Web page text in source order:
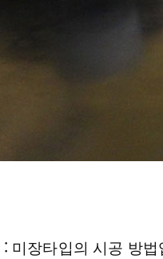
: 미장타입의 시공 방